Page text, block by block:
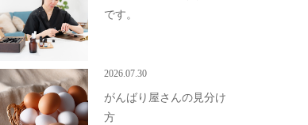
です。
2026.07.30
がんばり屋さんの見分け
方